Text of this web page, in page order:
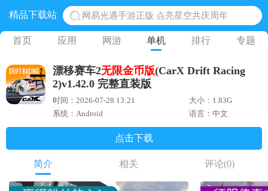
精品下载站
网易光遇手游正版 点亮星空共庆周年
黎明觉醒生机腾讯正版 黎明觉醒生机国际服
蛋仔派对下载 蛋仔派对体验服
奥特曼王者传奇 正版奥特曼游戏
地铁跑酷体验服国际服 地铁跑酷体验服版本
首页 应用 网游 单机 排行 专题
漂移赛车2无限金币版(CarX Drift Racing
2)v1.42.0 完整直装版
时间：2026-07-28 13:21
大小：1.83G
系统：Android
语言：中文
点击下载
简介 相关 评论(0)